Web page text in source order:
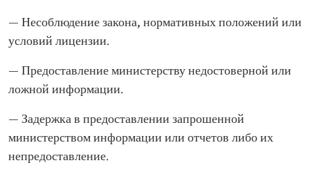
— Несоблюдение закона, нормативных положений или
условий лицензии.
— Предоставление министерству недостоверной или
ложной информации.
— Задержка в предоставлении запрошенной
министерством информации или отчетов либо их
непредоставление.